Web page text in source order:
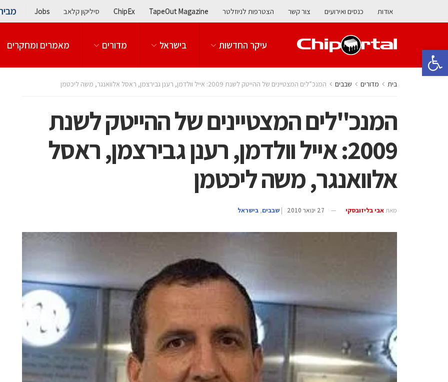
פתח סרגל נגישות
אודות כנסים ואירועים צור קשר הצטרפות לניוזלטר TapeOut Magazine
ChipEx סיליקון קלאב Jobs
עיקר החדשות בישראל מדורים מאמרים ומחקרים
בית מדורים ‫שבבים‬ המנכ”לים המצטיינים של ההייטק לשנת 2009: אייל וולדמן, רענן גבירצמן, ראסל אלוואנגר, משה ליכטמן
המנכ"לים המצטיינים של ההייטק לשנת
2009: אייל וולדמן, רענן גבירצמן, ראסל
אלוואנגר, משה ליכטמן
מאת אבי בליזובסקי 27 ינואר 2010 | ‫שבבים‬, בישראל